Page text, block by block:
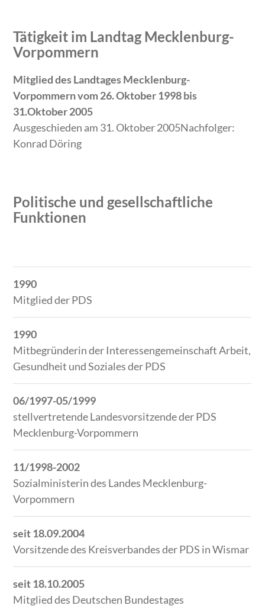
Tätigkeit im Landtag Mecklenburg-
Vorpommern
Mitglied des Landtages Mecklenburg-
Vorpommern vom 26. Oktober 1998 bis
31.Oktober 2005
Ausgeschieden am 31. Oktober 2005Nachfolger:
Konrad Döring
Politische und gesellschaftliche
Funktionen
Zeitraum
Tätigkeit
1990
Mitglied der PDS
1990
Mitbegründerin der Interessengemeinschaft Arbeit,
Gesundheit und Soziales der PDS
06/1997-05/1999
stellvertretende Landesvorsitzende der PDS
Mecklenburg-Vorpommern
11/1998-2002
Sozialministerin des Landes Mecklenburg-
Vorpommern
seit 18.09.2004
Vorsitzende des Kreisverbandes der PDS in Wismar
seit 18.10.2005
Mitglied des Deutschen Bundestages